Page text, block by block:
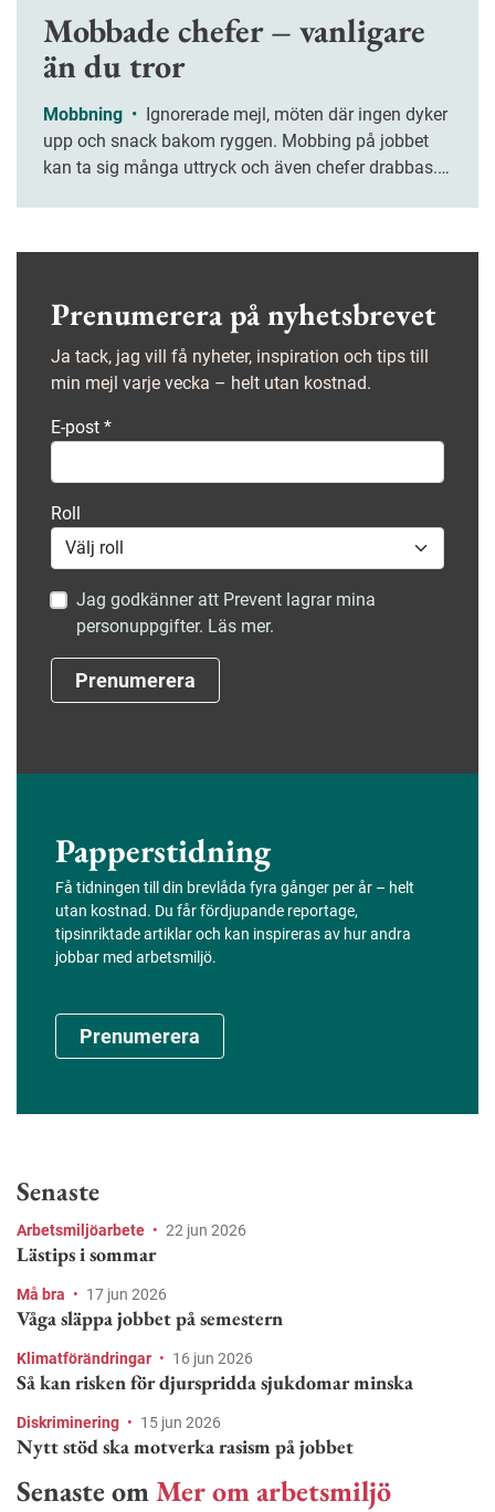
Mobbade chefer – vanligare
än du tror
Mobbning •
upp och snack bakom ryggen. Mobbing på jobbet
kan ta sig många uttryck och även chefer drabbas.
Prenumerera på nyhetsbrevet
Ja tack, jag vill få nyheter, inspiration och tips till
min mejl varje vecka – helt utan kostnad.
E-post *
Roll
Jag godkänner att Prevent lagrar mina
personuppgifter. Läs mer.
Prenumerera
Papperstidning
Få tidningen till din brevlåda fyra gånger per år – helt
utan kostnad. Du får fördjupande reportage,
tipsinriktade artiklar och kan inspireras av hur andra
jobbar med arbetsmiljö.
Prenumerera
Senaste
Arbetsmiljöarbete • 22 jun 2026
Lästips i sommar
Må bra • 17 jun 2026
Våga släppa jobbet på semestern
Klimatförändringar • 16 jun 2026
Så kan risken för djurspridda sjukdomar minska
Diskriminering • 15 jun 2026
Nytt stöd ska motverka rasism på jobbet
Senaste omMer om arbetsmiljö